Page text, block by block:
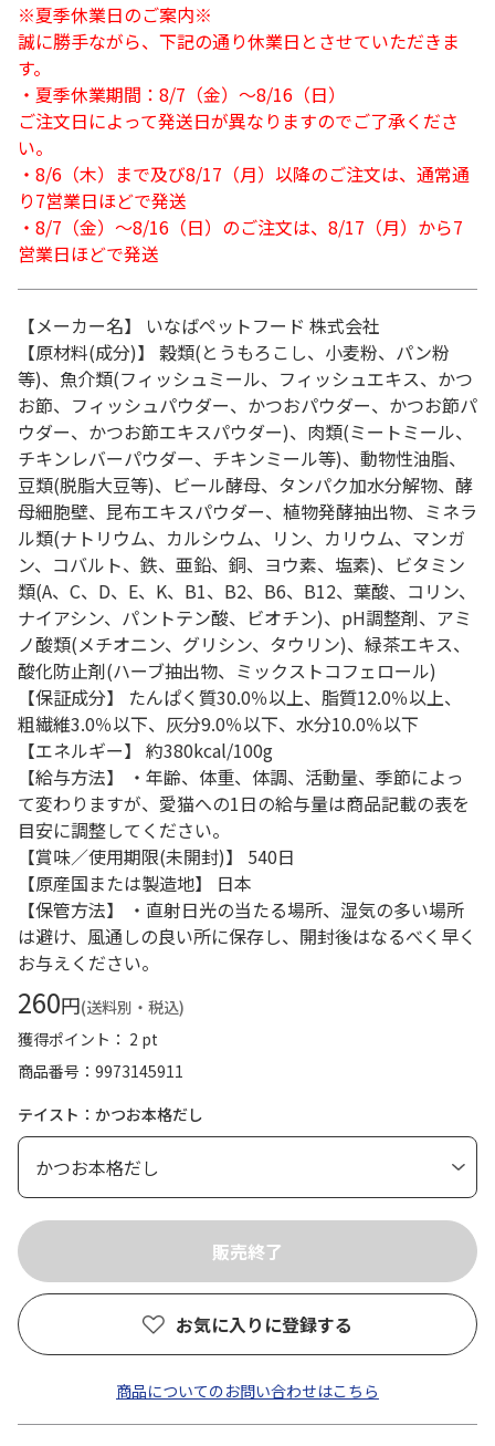
※夏季休業日のご案内※
誠に勝手ながら、下記の通り休業日とさせていただきま
す。
・夏季休業期間：8/7（金）～8/16（日）
ご注文日によって発送日が異なりますのでご了承くださ
い。
・8/6（木）まで及び8/17（月）以降のご注文は、通常通
り7営業日ほどで発送
・8/7（金）～8/16（日）のご注文は、8/17（月）から7
営業日ほどで発送
【メーカー名】 いなばペットフード 株式会社
【原材料(成分)】 穀類(とうもろこし、小麦粉、パン粉
等)、魚介類(フィッシュミール、フィッシュエキス、かつ
お節、フィッシュパウダー、かつおパウダー、かつお節パ
ウダー、かつお節エキスパウダー)、肉類(ミートミール、
チキンレバーパウダー、チキンミール等)、動物性油脂、
豆類(脱脂大豆等)、ビール酵母、タンパク加水分解物、酵
母細胞壁、昆布エキスパウダー、植物発酵抽出物、ミネラ
ル類(ナトリウム、カルシウム、リン、カリウム、マンガ
ン、コバルト、鉄、亜鉛、銅、ヨウ素、塩素)、ビタミン
類(A、C、D、E、K、B1、B2、B6、B12、葉酸、コリン、
ナイアシン、パントテン酸、ビオチン)、pH調整剤、アミ
ノ酸類(メチオニン、グリシン、タウリン)、緑茶エキス、
酸化防止剤(ハーブ抽出物、ミックストコフェロール)
【保証成分】 たんぱく質30.0％以上、脂質12.0％以上、
粗繊維3.0％以下、灰分9.0％以下、水分10.0％以下
【エネルギー】 約380kcal/100g
【給与方法】 ・年齢、体重、体調、活動量、季節によっ
て変わりますが、愛猫への1日の給与量は商品記載の表を
目安に調整してください。
【賞味／使用期限(未開封)】 540日
【原産国または製造地】 日本
【保管方法】 ・直射日光の当たる場所、湿気の多い場所
は避け、風通しの良い所に保存し、開封後はなるべく早く
お与えください。
260円(送料別・税込)
獲得ポイント： 2 pt
商品番号
9973145911
テイスト：かつお本格だし
お気に入りに登録する
商品についてのお問い合わせはこちら